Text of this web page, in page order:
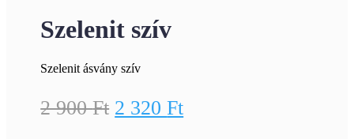
Szelenit szív
Szelenit ásvány szív
2 900Ft Original
2 320FtCurrent